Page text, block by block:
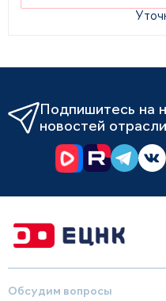
Подпишитесь на
новостей
Обсудим вопросы